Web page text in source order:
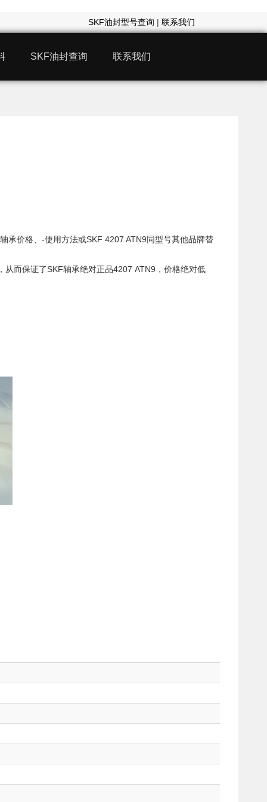
SKF油封型号查询 |联系我们
SKF油封查询 联系我们
承价格、-使用方法或SKF 4207 ATN9同型号其他品牌替
而保证了SKF轴承绝对正品4207 ATN9，价格绝对低